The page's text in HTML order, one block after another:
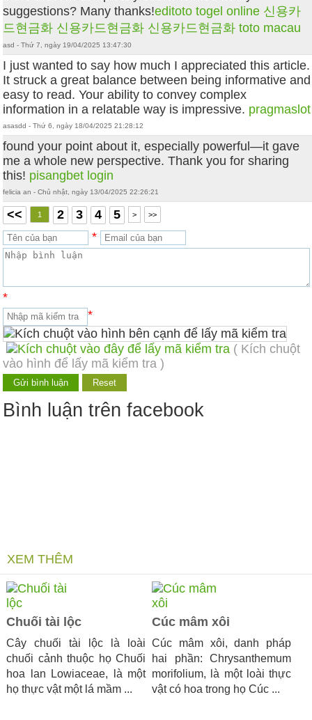
suggestions? Many thanks!editoto togel online 신용카
드현금화 신용카드현금화 신용카드현금화 toto macau
asd - Thứ 7, ngày 19/04/2025 13:47:30
I just wanted to say how much I appreciated this article.
It struck a great balance between being informative and
easy to read. Your ability to convey complex
information in a relatable way is impressive. pragmaslot
asasdd - Thứ 6, ngày 18/04/2025 21:28:12
found your point about it, especially powerful—it gave
me a whole new perspective. Thank you for sharing
this! pisangbet login
felicia an - Chủ nhật, ngày 13/04/2025 22:26:21
<< 1 2 3 4 5 > >>
*
*
*
( Kích chuột
vào hình để lấy mã kiểm tra )
Bình luận trên facebook
XEM THÊM
Chuối tài lộc
Cây chuối tài lộc là loài
chuối cảnh thuộc họ Chuối
hoa lan Lowiaceae, là một
họ thực vật một lá mầm ...
Cúc mâm xôi
Cúc mâm xôi, danh pháp
hai phần: Chrysanthemum
morifolium, là một loài thực
vật có hoa trong họ Cúc ...